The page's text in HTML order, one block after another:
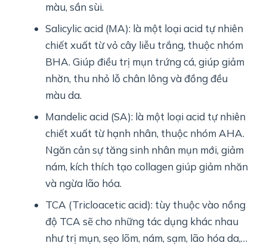
màu, sần sùi.
Salicylic acid (MA): là một loại acid tự nhiên
chiết xuất từ vỏ cây liễu trắng, thuộc nhóm
BHA. Giúp điều trị mụn trứng cá, giúp giảm
nhờn, thu nhỏ lỗ chân lông và đồng đều
màu da.
Mandelic acid (SA): là một loại acid tự nhiên
chiết xuất từ hạnh nhân, thuộc nhóm AHA.
Ngăn cản sự tăng sinh nhân mụn mới, giảm
nám, kích thích tạo collagen giúp giảm nhăn
và ngừa lão hóa.
TCA (Tricloacetic acid): tùy thuộc vào nồng
độ TCA sẽ cho những tác dụng khác nhau
như trị mụn, sẹo lõm, nám, sạm, lão hóa da,…